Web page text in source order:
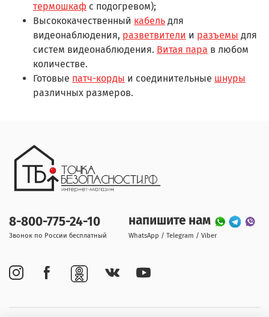
термошкаф с подогревом);
Высококачественный кабель для
видеонаблюдения, разветвители и разъемы для
систем видеонаблюдения. Витая пара в любом
количестве.
Готовые патч-корды и соединительные шнуры
различных размеров.
8-800-775-24-10
Звонок по России бесплатный
напишите нам
WhatsApp / Telegram / Viber